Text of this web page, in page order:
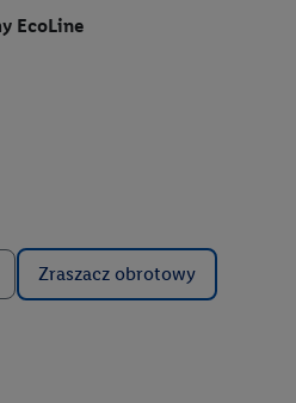
EcoLine
Zraszacz obrotowy